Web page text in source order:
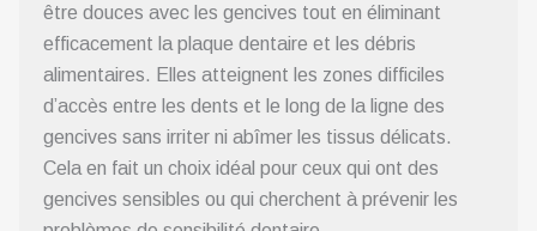
être douces avec les gencives tout en éliminant
efficacement la plaque dentaire et les débris
alimentaires. Elles atteignent les zones difficiles
d’accès entre les dents et le long de la ligne des
gencives sans irriter ni abîmer les tissus délicats.
Cela en fait un choix idéal pour ceux qui ont des
gencives sensibles ou qui cherchent à prévenir les